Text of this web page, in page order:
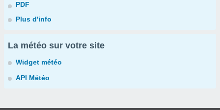
PDF
Plus d'info
La météo sur votre site
Widget météo
API Météo